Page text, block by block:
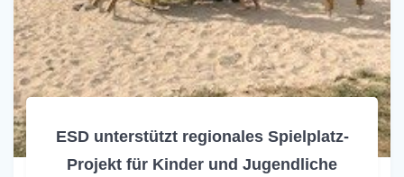
ESD unterstützt regionales Spielplatz-
Projekt für Kinder und Jugendliche